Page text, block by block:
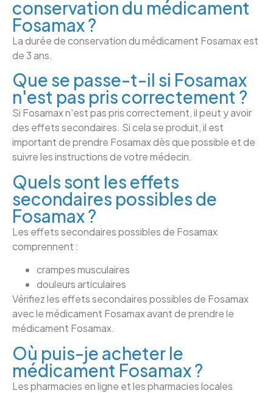
conservation du médicament
Fosamax ?
La durée de conservation du médicament Fosamax est
de 3 ans.
Que se passe-t-il si Fosamax
n'est pas pris correctement ?
Si Fosamax n'est pas pris correctement, il peut y avoir
des effets secondaires. Si cela se produit, il est
important de prendre Fosamax dès que possible et de
suivre les instructions de votre médecin.
Quels sont les effets
secondaires possibles de
Fosamax ?
Les effets secondaires possibles de Fosamax
comprennent :
crampes musculaires
douleurs articulaires
Vérifiez les effets secondaires possibles de Fosamax
avec le médicament Fosamax avant de prendre le
médicament Fosamax.
Où puis-je acheter le
médicament Fosamax ?
Les pharmacies en ligne et les pharmacies locales